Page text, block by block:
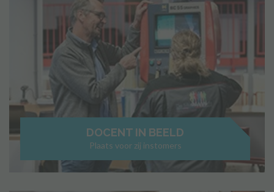
DOCENT IN BEELD
Plaats voor zij instomers